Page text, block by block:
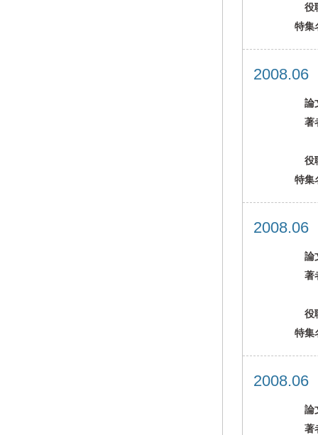
役
特集
論
著
役
特集
論
著
役
特集
論
著